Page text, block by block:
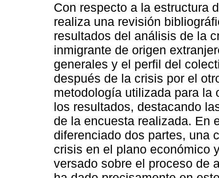
Con respecto a la estructura
realiza una revisión
resultados del análisis de la
inmigrante de origen
generales y el perfil del
después de la crisis por el
metodología utilizada para la
los resultados, destacando
de la encuesta realizada. En
diferenciado dos partes, una
crisis en el plano económico
versado sobre el proceso de